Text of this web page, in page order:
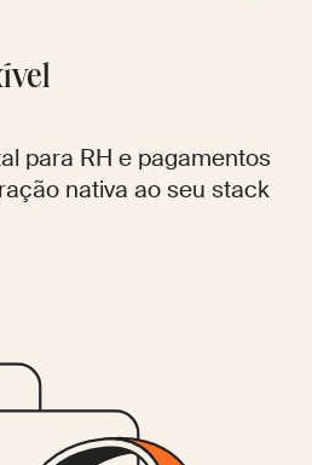
para RH e pagamentos
nativa ao seu stack